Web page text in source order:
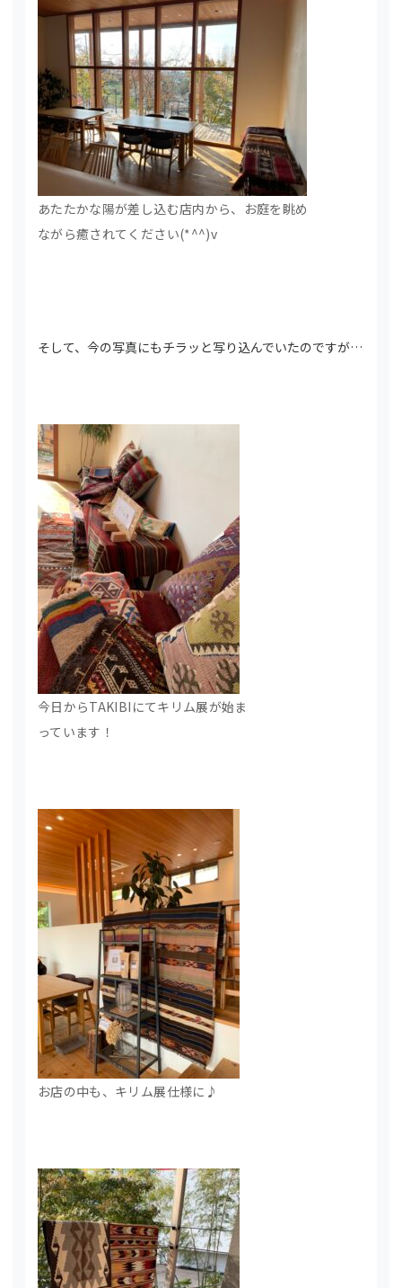
あたたかな陽が差し込む店内から、お庭を眺め
ながら癒されてください(*^^)v
そして、今の写真にもチラッと写り込んでいたのですが…
今日からTAKIBIにてキリム展が始ま
っています！
お店の中も、キリム展仕様に♪